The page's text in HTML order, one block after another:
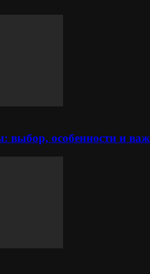
выбор, особенности и